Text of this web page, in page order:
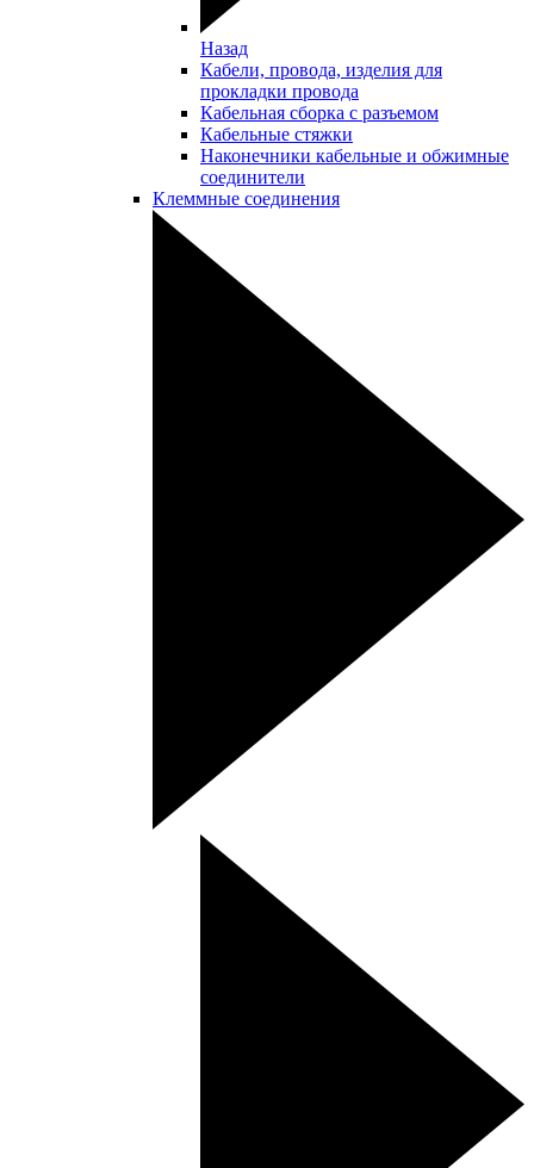
Назад
Кабели, провода, изделия для
прокладки провода
Кабельная сборка с разъемом
Кабельные стяжки
Наконечники кабельные и обжимные
соединители
Клеммные соединения